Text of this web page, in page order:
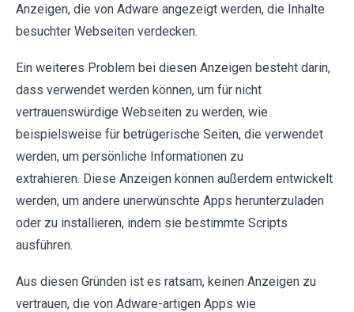
Anzeigen, die von Adware angezeigt werden, die Inhalte
besuchter Webseiten verdecken.
Ein weiteres Problem bei diesen Anzeigen besteht darin,
dass verwendet werden können, um für nicht
vertrauenswürdige Webseiten zu werden, wie
beispielsweise für betrügerische Seiten, die verwendet
werden, um persönliche Informationen zu
extrahieren. Diese Anzeigen können außerdem entwickelt
werden, um andere unerwünschte Apps herunterzuladen
oder zu installieren, indem sie bestimmte Scripts
ausführen.
Aus diesen Gründen ist es ratsam, keinen Anzeigen zu
vertrauen, die von Adware-artigen Apps wie